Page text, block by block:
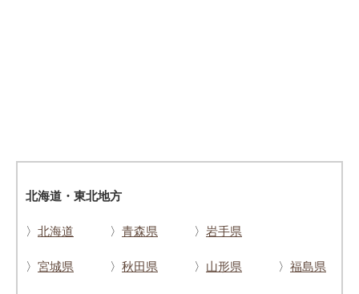
北海道・東北地方
〉 北海道 〉 青森県 〉 岩手県
〉 宮城県 〉 秋田県 〉 山形県 〉 福島県